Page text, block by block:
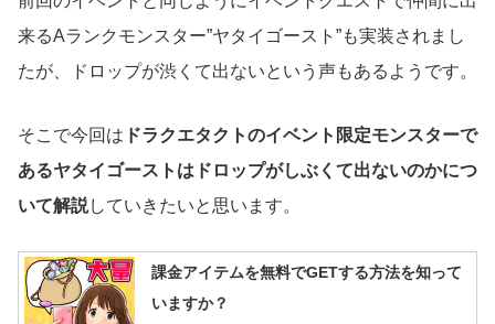
来るAランクモンスター”ヤタイゴースト”も実装されまし
たが、ドロップが渋くて出ないという声もあるようです。
そこで今回は ドラクエタクトのイベント限定モンスターで
あるヤタイゴーストはドロップがしぶくて出ないのかにつ
いて解説していきたいと思います。
課金アイテムを無料でGETする方法を知って
いますか？